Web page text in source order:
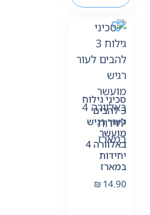
סכיני גילוח
3 להבים
לעור רגיש
מועשר
באלוורה 4
יחידות
במארז
₪ 14.90